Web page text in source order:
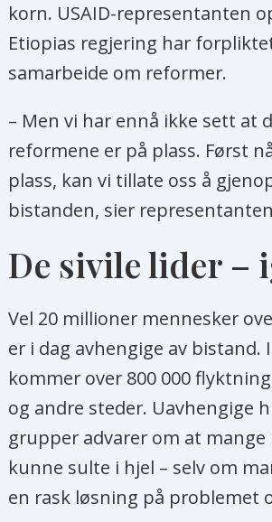
korn. USAID-representanten
Etiopias regjering har
samarbeide om reformer.
– Men vi har ennå ikke sett at
reformene er på plass. Først
plass, kan vi tillate oss å
bistanden, sier
De sivile lider –
Vel 20 millioner mennesker
er i dag avhengige av bistand.
kommer over 800 000
og andre steder. Uavhengige
grupper advarer om at mange
kunne sulte i hjel – selv om
en rask løsning på problemet